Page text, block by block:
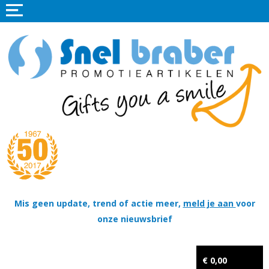
Mis geen update, trend of actie meer, meld je aan voor
onze nieuwsbrief
€ 0,00
Home
Promotieartikelen
Tassen
Thema's